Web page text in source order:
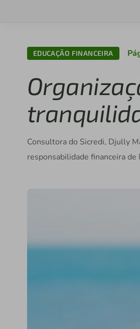
EDUCAÇÃO FINANCEIRA
Consultora do Sicredi, Djully
responsabilidade financeira de